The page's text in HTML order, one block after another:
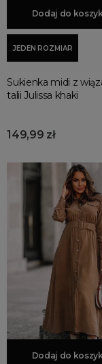
Dodaj do
JEDEN ROZMIAR
Sukienka midi z
talii Julissa khaki
149,99 zł
Dodaj do